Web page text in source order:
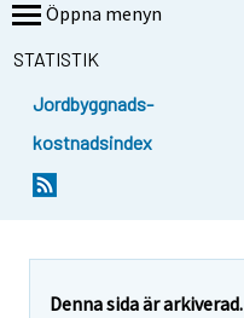
Öppna menyn
STATISTIK
Jordbyggnads-
kostnadsindex
Denna sida är arkiverad.